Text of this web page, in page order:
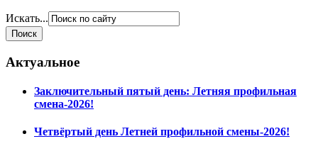
Искать...
Актуальное
Заключительный пятый день: Летняя профильная
смена-2026!
Четвёртый день Летней профильной смены-2026!